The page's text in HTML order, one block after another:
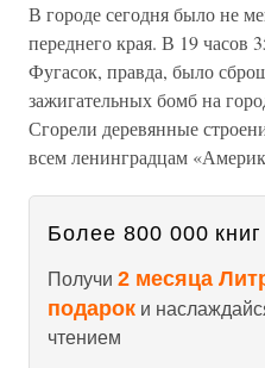
В городе сегодня было не
переднего края. В 19 часов
Фугасок, правда, было
зажигательных бомб на
Сгорели деревянные
всем ленинградцам
Более 800 000
Получи 2 месяца
подарок и
чтением